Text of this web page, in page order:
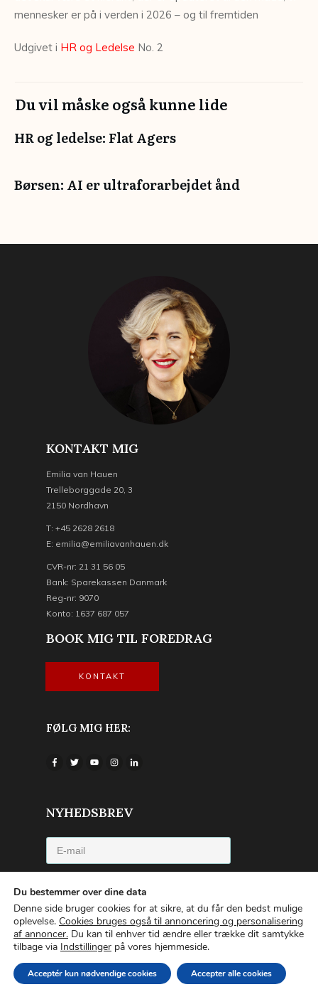
mennesker er på i verden i 2026 – og til fremtiden
Udgivet i HR og Ledelse No. 2
Du vil måske også kunne lide
HR og ledelse: Flat Agers
Børsen: AI er ultraforarbejdet ånd
KONTAKT MIG
Emilia van Hauen
Trelleborggade 20, 3
2150 Nordhavn
T: +45 2628 2618
E: emilia@emiliavanhauen.dk
CVR-nr: 21 31 56 05
Bank: Sparekassen Danmark
Reg-nr: 9070
Konto: 1637 687 057
BOOK MIG TIL FOREDRAG
KONTAKT
FØLG MIG HER:
NYHEDSBREV
TILMELD NYHEDSBREVET
Copyright © 2022 | Emilia van Hauen |Privatlivspolitik |Om
cookies
Du bestemmer over dine data
Denne side bruger cookies for at sikre, at du får den bedst mulige
oplevelse. Cookies bruges også til annoncering og personalisering
af annoncer. Du kan til enhver tid ændre eller trække dit samtykke
tilbage via Indstillinger på vores hjemmeside.
Accepter alle cookies
Acceptér kun nødvendige cookies